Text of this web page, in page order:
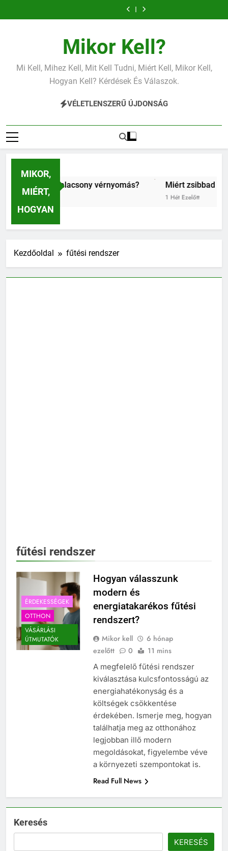
a
alacsony
kéz?
Mikor Kell?
Mi Kell, Mihez Kell, Mit Kell Tudni, Miért Kell, Mikor Kell,
Hogyan Kell? Kérdések És Válaszok.
VÉLETLENSZERŰ ÚJDONSÁG
MIKOR,
MIÉRT,
HOGYAN
az alacsony vérnyomás? Miért zsibbad a kéz?
Kezdőoldal fűtési rendszer
fűtési rendszer
ÉRDEKESSÉGEK
OTTHON
VÁSÁRLÁSI
ÚTMUTATÓK
Hogyan válasszunk
modern és
energiatakarékos fűtési
rendszert?
Mikor kell
6 hónap
ezelőtt
0 11 mins
A megfelelő fűtési rendszer
kiválasztása kulcsfontosságú az
energiahatékonyság és a
költségek csökkentése
érdekében. Ismerje meg, hogyan
találhatja meg az otthonához
legjobban illő modern
megoldásokat, figyelembe véve
a környezeti szempontokat is.
Read Full News
Keresés
KERESÉS